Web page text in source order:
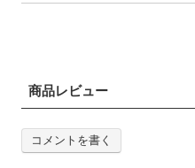
商品レビュー
コメントを書く